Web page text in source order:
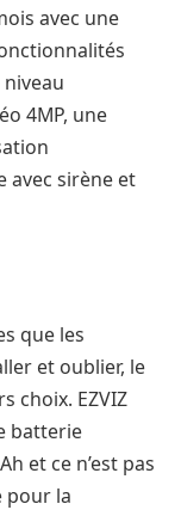
avec une
4MP, une
avec sirène et
que les
et oublier, le
choix. EZVIZ
batterie
et ce n’est pas
pour la